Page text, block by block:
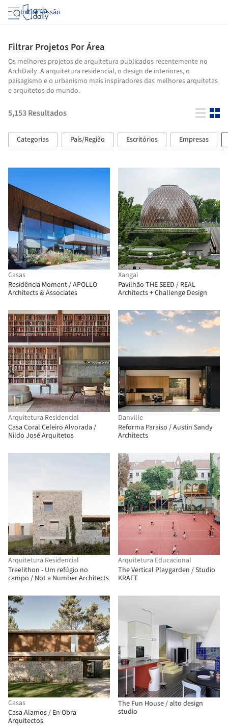
Iniciar sessão
Filtrar Projetos Por Área
Os melhores projetos de arquitetura publicados recentemente no
ArchDaily. A arquitetura residencial, o design de interiores, o
paisagismo e o urbanismo mais inspiradores das melhores arquitetas
e arquitetos do mundo.
5,153Resultados
Categorias País/Região Escritórios Empresas
Casas
Residência Moment / APOLLO
Architects & Associates
Xangai
Pavilhão THE SEED / REAL
Architects + Challenge Design
Arquitetura Residencial
Casa Coral Celeiro Alvorada /
Nildo José Arquitetos
Danville
Reforma Paraiso / Austin Sandy
Architects
Arquitetura Residencial
Treelithon - Um refúgio no
campo / Not a Number Architects
Arquitetura Educacional
The Vertical Playgarden / Studio
KRAFT
Casas
Casa Alamos / En Obra
Arquitectos
The Fun House / alto design
studio